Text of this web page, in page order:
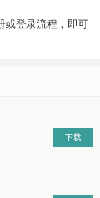
或登录流程，即可
下载